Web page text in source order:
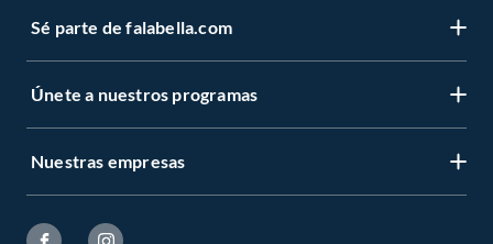
Sé parte de falabella.com
Únete a nuestros programas
Nuestras empresas